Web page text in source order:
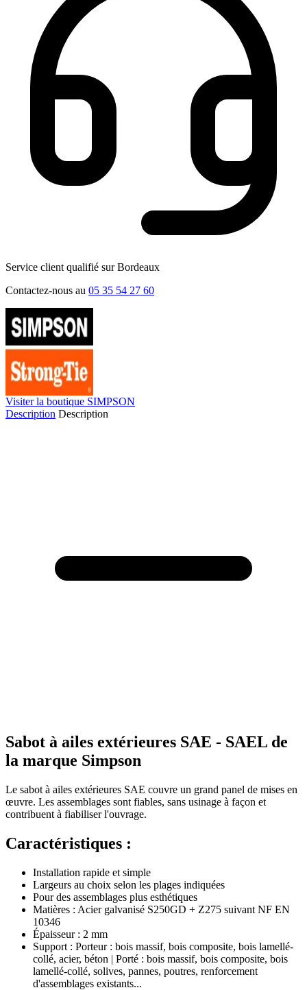
Service client qualifié sur Bordeaux
Contactez-nous au 05 35 54 27 60
Visiter la boutique SIMPSON
Description Description
Sabot à ailes extérieures SAE - SAEL de
la marque Simpson
Le sabot à ailes extérieures SAE couvre un grand panel de mises en
œuvre. Les assemblages sont fiables, sans usinage à façon et
contribuent à fiabiliser l'ouvrage.
Caractéristiques :
Installation rapide et simple
Largeurs au choix selon les plages indiquées
Pour des assemblages plus esthétiques
Matières : Acier galvanisé S250GD + Z275 suivant NF EN
10346
Épaisseur : 2 mm
Support : Porteur : bois massif, bois composite, bois lamellé-
collé, acier, béton | Porté : bois massif, bois composite, bois
lamellé-collé, solives, pannes, poutres, renforcement
d'assemblages existants...